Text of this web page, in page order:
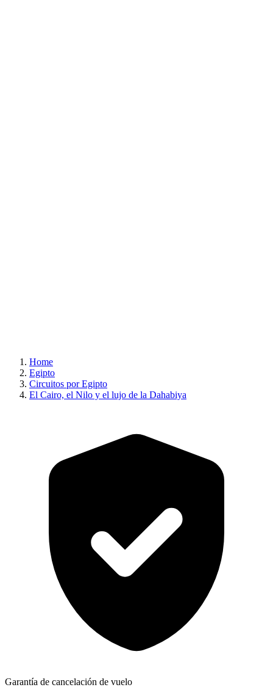
Home
Egipto
Circuitos por Egipto
El Cairo, el Nilo y el lujo de la Dahabiya
Garantía de cancelación de vuelo